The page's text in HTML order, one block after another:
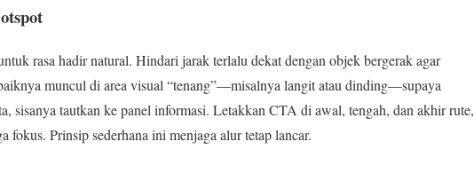
rasa hadir natural. Hindari jarak terlalu dekat dengan objek bergerak agar
muncul di area visual “tenang”—misalnya langit atau dinding—supaya
sisanya tautkan ke panel informasi. Letakkan CTA di awal, tengah, dan akhir rute,
fokus. Prinsip sederhana ini menjaga alur tetap lancar.